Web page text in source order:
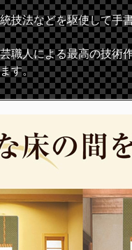
技法などを駆使して手
職人による最高の技術
す。